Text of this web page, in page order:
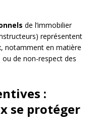
de l’immobilier
représentent
notamment en matière
de non-respect des
:
se protéger